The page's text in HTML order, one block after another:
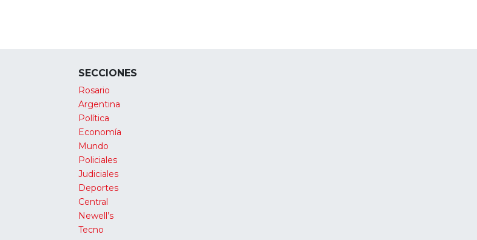
SECCIONES
Rosario
Argentina
Política
Economía
Mundo
Policiales
Judiciales
Deportes
Central
Newell’s
Tecno